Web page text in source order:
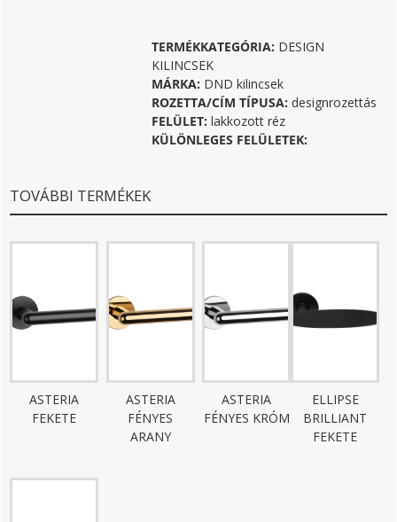
TERMÉKKATEGÓRIA: DESIGN
KILINCSEK
MÁRKA: DND kilincsek
ROZETTA/CÍM TÍPUSA: designrozettás
FELÜLET: lakkozott réz
KÜLÖNLEGES FELÜLETEK:
TOVÁBBI TERMÉKEK
ASTERIA
FEKETE
ASTERIA
FÉNYES
ARANY
ASTERIA
FÉNYES KRÓM
ELLIPSE
BRILLIANT
FEKETE